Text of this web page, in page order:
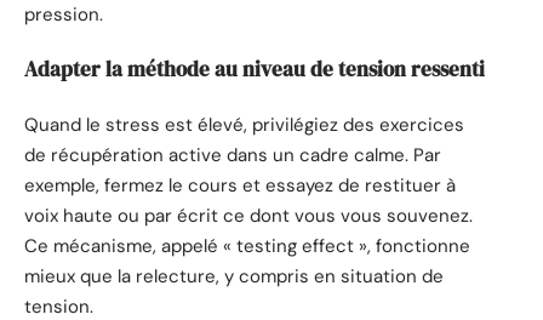
pression.
Adapter la méthode au niveau de tension ressenti
Quand le stress est élevé, privilégiez des exercices
de récupération active dans un cadre calme. Par
exemple, fermez le cours et essayez de restituer à
voix haute ou par écrit ce dont vous vous souvenez.
Ce mécanisme, appelé « testing effect », fonctionne
mieux que la relecture, y compris en situation de
tension.